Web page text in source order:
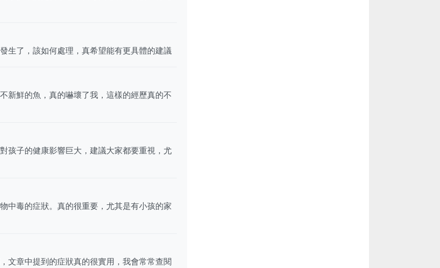
生了，該如何處理，真希望能有更具體的建議
新鮮的魚，真的嚇壞了我，這樣的經歷真的不
孩子的健康影響巨大，建議大家都要重視，尤
中毒的症狀。真的很重要，尤其是有小孩的家
文章中提到的症狀真的很實用，我會常常查閱